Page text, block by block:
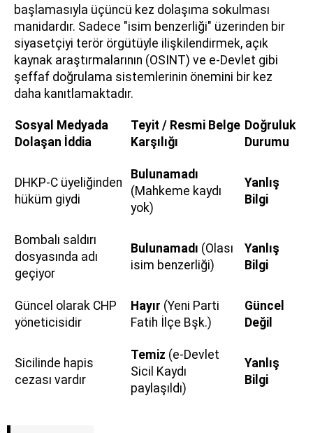
başlamasıyla üçüncü kez dolaşıma sokulması
manidardır. Sadece "isim benzerliği" üzerinden bir
siyasetçiyi terör örgütüyle ilişkilendirmek, açık
kaynak araştırmalarının (OSINT) ve e-Devlet gibi
şeffaf doğrulama sistemlerinin önemini bir kez
daha kanıtlamaktadır.
Sosyal Medyada
Dolaşan İddia
Teyit / Resmi Belge
Karşılığı
Doğruluk
Durumu
DHKP-C üyeliğinden
hüküm giydi
Bulunamadı
(Mahkeme kaydı
yok)
Yanlış
Bilgi
Bombalı saldırı
dosyasında adı
geçiyor
Bulunamadı (Olası
isim benzerliği)
Yanlış
Bilgi
Güncel olarak CHP
yöneticisidir
Hayır (Yeni Parti
Fatih İlçe Bşk.)
Güncel
Değil
Sicilinde hapis
cezası vardır
Temiz (e-Devlet
Sicil Kaydı
paylaşıldı)
Yanlış
Bilgi